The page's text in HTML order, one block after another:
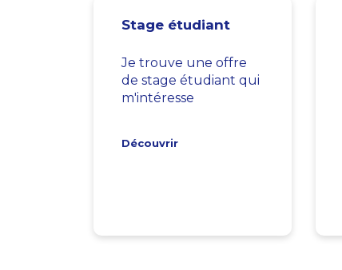
Stage étudiant
Je trouve une offre
de stage étudiant qui
m'intéresse
Découvrir